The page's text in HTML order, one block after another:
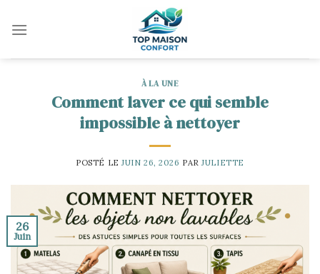
À LA UNE
Comment laver ce qui semble
impossible à nettoyer
POSTÉ LEJUIN 26, 2026 PARJULIETTE
26
Juin